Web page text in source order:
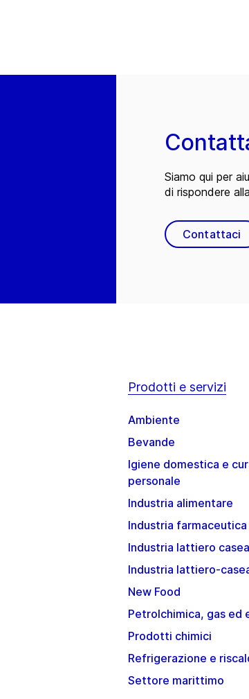
Siamo qui per
di rispondere
Contattaci
Prodotti e servizi
Ambiente
Bevande
Igiene domestica e
personale
Industria alimentare
Industria farmaceutica
Industria lattiero
Industria lattiero-
New Food
Petrolchimica, gas ed
Prodotti chimici
Refrigerazione e
Settore marittimo